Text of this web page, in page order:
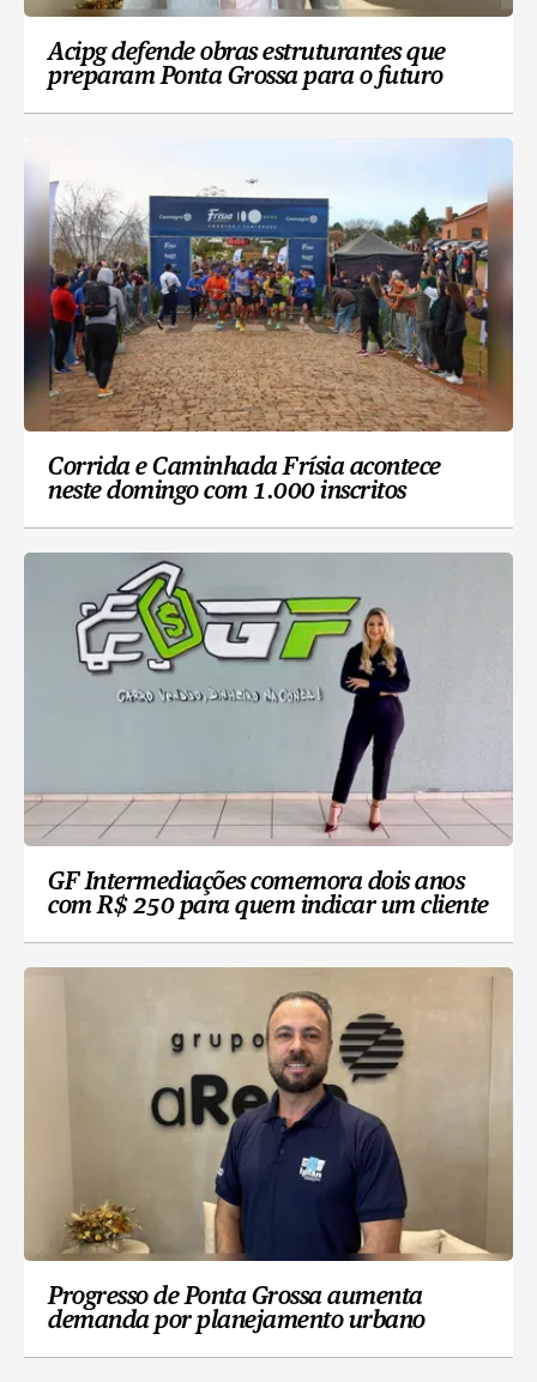
Acipg defende obras estruturantes que
preparam Ponta Grossa para o futuro
Corrida e Caminhada Frísia acontece
neste domingo com 1.000 inscritos
GF Intermediações comemora dois anos
com R$ 250 para quem indicar um cliente
Progresso de Ponta Grossa aumenta
demanda por planejamento urbano